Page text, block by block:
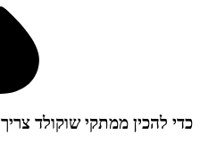
כדי להכין ממתקי שוקולד